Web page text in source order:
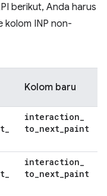
berikut, Anda harus
kolom INP non-
Kolom baru
interaction
to next paint
interaction
to next paint